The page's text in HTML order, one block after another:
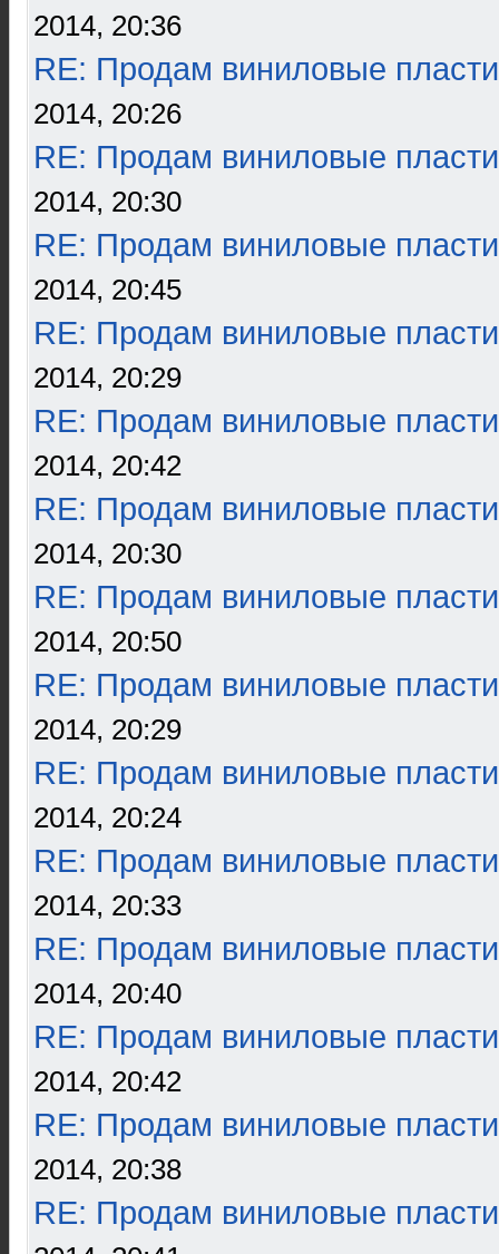
2014, 20:36
RE: Продам виниловые
2014, 20:26
RE: Продам виниловые
2014, 20:30
RE: Продам виниловые
2014, 20:45
RE: Продам виниловые
2014, 20:29
RE: Продам виниловые
2014, 20:42
RE: Продам виниловые
2014, 20:30
RE: Продам виниловые
2014, 20:50
RE: Продам виниловые
2014, 20:29
RE: Продам виниловые
2014, 20:24
RE: Продам виниловые
2014, 20:33
RE: Продам виниловые
2014, 20:40
RE: Продам виниловые
2014, 20:42
RE: Продам виниловые
2014, 20:38
RE: Продам виниловые